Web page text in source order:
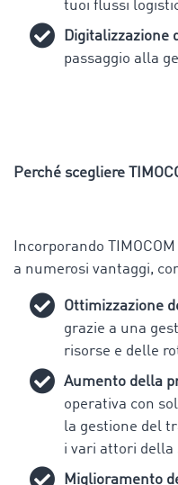
tuoi flussi
Digitalizzazione
passaggio alla
Perché scegliere
Incorporando
a numerosi vantaggi,
Ottimizzazione
grazie a una
risorse e delle
Aumento della
operativa con
la gestione del
i vari attori della
Miglioramento